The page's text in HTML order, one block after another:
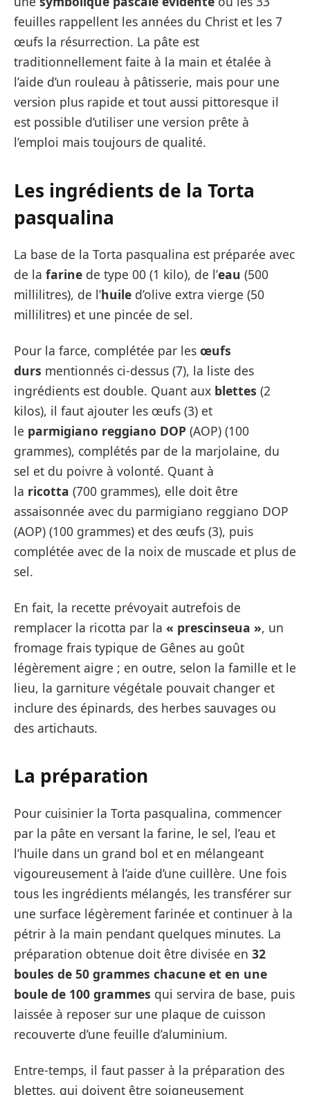
feuilles rappellent les années du Christ et les 7
œufs la résurrection. La pâte est
traditionnellement faite à la main et étalée à
l’aide d’un rouleau à pâtisserie, mais pour une
version plus rapide et tout aussi pittoresque il
est possible d’utiliser une version prête à
l’emploi mais toujours de qualité.
Les ingrédients de la Torta
pasqualina
La base de la Torta pasqualina est préparée avec
de la farine de type 00 (1 kilo), de l’eau (500
millilitres), de l’huile d’olive extra vierge (50
millilitres) et une pincée de sel.
Pour la farce, complétée par les œufs
durs mentionnés ci-dessus (7), la liste des
ingrédients est double. Quant aux blettes (2
kilos), il faut ajouter les œufs (3) et
le parmigiano reggiano DOP (AOP) (100
grammes), complétés par de la marjolaine, du
sel et du poivre à volonté. Quant à
la ricotta (700 grammes), elle doit être
assaisonnée avec du parmigiano reggiano DOP
(AOP) (100 grammes) et des œufs (3), puis
complétée avec de la noix de muscade et plus de
sel.
En fait, la recette prévoyait autrefois de
remplacer la ricotta par la « prescinseua », un
fromage frais typique de Gênes au goût
légèrement aigre ; en outre, selon la famille et le
lieu, la garniture végétale pouvait changer et
inclure des épinards, des herbes sauvages ou
des artichauts.
La préparation
Pour cuisinier la Torta pasqualina, commencer
par la pâte en versant la farine, le sel, l’eau et
l’huile dans un grand bol et en mélangeant
vigoureusement à l’aide d’une cuillère. Une fois
tous les ingrédients mélangés, les transférer sur
une surface légèrement farinée et continuer à la
pétrir à la main pendant quelques minutes. La
préparation obtenue doit être divisée en 32
boules de 50 grammes chacune et en une
boule de 100 grammes qui servira de base, puis
laissée à reposer sur une plaque de cuisson
recouverte d’une feuille d’aluminium.
Entre-temps, il faut passer à la préparation des
blettes, qui doivent être soigneusement